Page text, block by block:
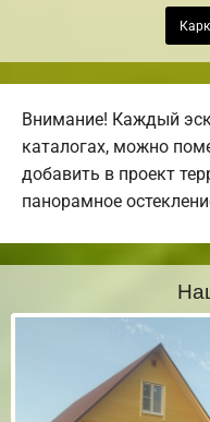
Внимание! Каждый
каталогах, можно
добавить в проект
панорамное